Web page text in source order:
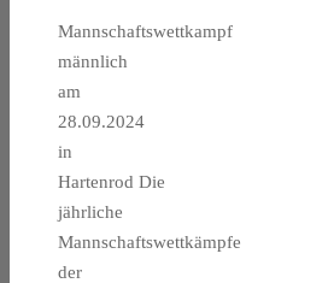
Mannschaftswettkampf
männlich
am
28.09.2024
in
Hartenrod Die
jährliche
Mannschaftswettkämpfe
der